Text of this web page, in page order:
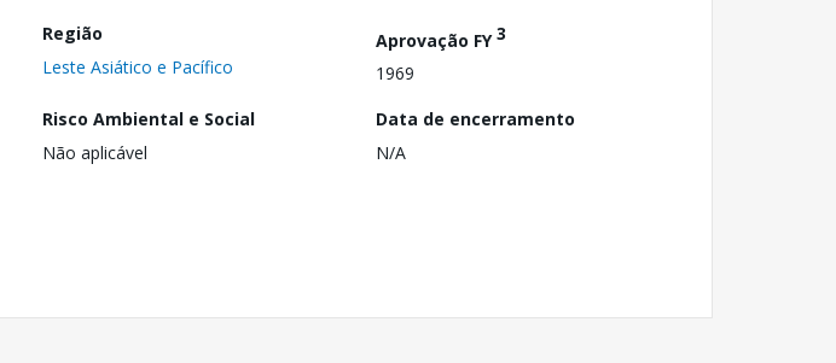
Região
Leste Asiático e Pacífico
Aprovação FY3
1969
Risco Ambiental e Social
Não aplicável
Data de encerramento
N/A